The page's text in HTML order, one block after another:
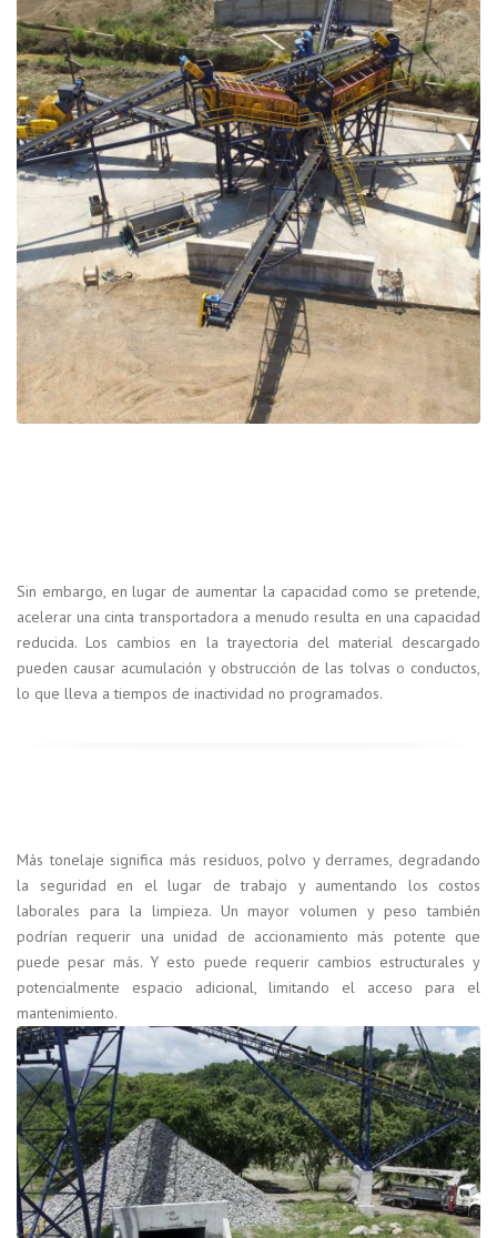
Sin embargo, en lugar de aumentar la capacidad como se pretende,
acelerar una cinta transportadora a menudo resulta en una capacidad
reducida. Los cambios en la trayectoria del material descargado
pueden causar acumulación y obstrucción de las tolvas o conductos,
lo que lleva a tiempos de inactividad no programados.
Más tonelaje significa más residuos, polvo y derrames, degradando
la seguridad en el lugar de trabajo y aumentando los costos
laborales para la limpieza. Un mayor volumen y peso también
podrían requerir una unidad de accionamiento más potente que
puede pesar más. Y esto puede requerir cambios estructurales y
potencialmente espacio adicional, limitando el acceso para el
mantenimiento.